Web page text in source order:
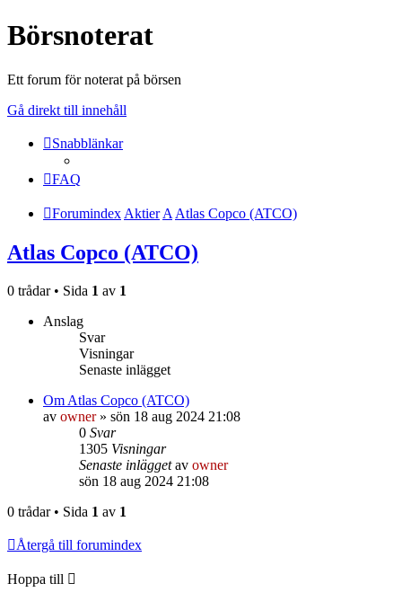
Börsnoterat
Ett forum för noterat på börsen
Gå direkt till innehåll
Snabblänkar
FAQ
Forumindex Aktier A Atlas Copco (ATCO)
Atlas Copco (ATCO)
0 trådar • Sida 1 av 1
Anslag
Svar
Visningar
Senaste inlägget
Om Atlas Copco (ATCO)
av owner» sön 18 aug 2024 21:08
0 Svar
1305 Visningar
Senaste inläggetav owner
sön 18 aug 2024 21:08
0 trådar • Sida 1 av 1
Återgå till forumindex
Hoppa till